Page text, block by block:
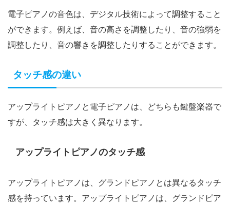
電子ピアノの音色は、デジタル技術によって調整すること
ができます。例えば、音の高さを調整したり、音の強弱を
調整したり、音の響きを調整したりすることができます。
タッチ感の違い
アップライトピアノと電子ピアノは、どちらも鍵盤楽器で
すが、タッチ感は大きく異なります。
アップライトピアノのタッチ感
アップライトピアノは、グランドピアノとは異なるタッチ
感を持っています。アップライトピアノは、グランドピア